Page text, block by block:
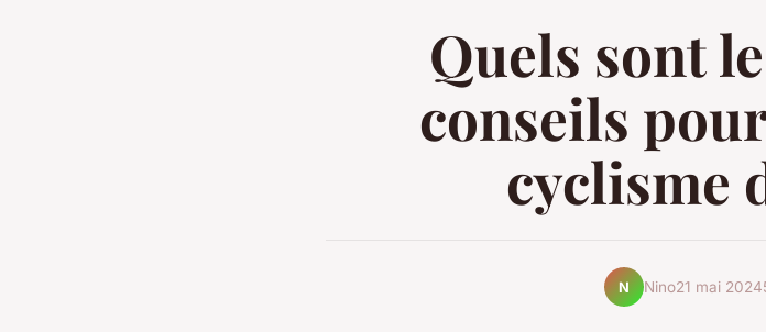
Quels sont
conseils
cyclisme
N Nino21 mai 2024